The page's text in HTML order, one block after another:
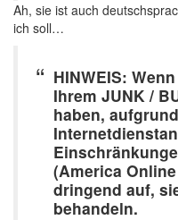
Ah, sie ist auch
ich soll…
HINWEIS:
Ihrem JUNK /
haben,
(America
dringend auf,
behandeln.